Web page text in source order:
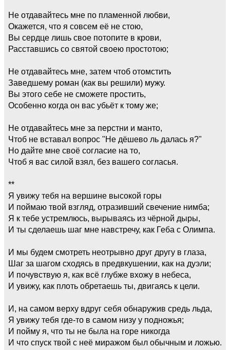
Не отдавайтесь мне по пламенной любви,
Окажется, что я совсем её не стою,
Вы сердце лишь свое потопите в крови,
Расставшись со святой своею простотою;
Не отдавайтесь мне, затем чтоб отомстить
Заведшему роман (как вы решили) мужу.
Вы этого себе не сможете простить,
Особенно когда он вас убьёт к тому же;
Не отдавайтесь мне за перстни и манто,
Чтоб не вставал вопрос "Не дёшево ль далась я?"
Но дайте мне своё согласие на то,
Чтоб я вас силой взял, без вашего согласья.
**
Я увижу тебя на вершине высокой горы
И поймаю твой взгляд, отразивший свечение нимба;
Я к тебе устремлюсь, вырываясь из чёрной дыры,
И ты сделаешь шаг мне навстречу, как Геба с Олимпа.
И мы будем смотреть неотрывно друг другу в глаза,
Шаг за шагом сходясь в предвкушении, как на дуэли;
И почувствую я, как всё глубже вхожу в небеса,
И увижу, как плоть обретаешь ты, двигаясь к цели.
И, на самом верху вдруг себя обнаружив средь льда,
Я увижу тебя где-то в самом низу у подножья;
И пойму я, что ты не была на горе никогда
И что спуск твой с неё миражом был обычным и ложью.